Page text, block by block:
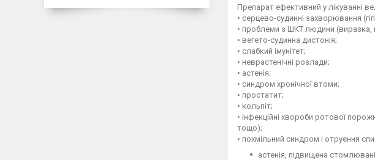
Препарат ефективний у лікуванні
• серцево-судинні захворювання
• проблеми з ШКТ людини (виразка,
• вегето-судинна дистонія;
• слабкий імунітет;
• неврастенічні розлади;
• астенія;
• синдром хронічної втоми;
• простатит;
• кольпіт;
• інфекційні хвороби ротової
тощо);
• похмільний синдром і отруєння
астенія, підвищена